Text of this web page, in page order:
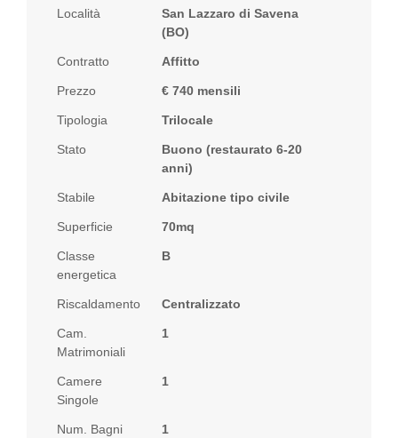
Località
San Lazzaro di Savena
(BO)
Contratto Affitto
Prezzo € 740 mensili
Tipologia Trilocale
Stato
Buono (restaurato 6-20
anni)
Stabile Abitazione tipo civile
Superficie 70mq
Classe
energetica
B
Riscaldamento Centralizzato
Cam.
Matrimoniali
1
Camere
Singole
1
Num. Bagni 1